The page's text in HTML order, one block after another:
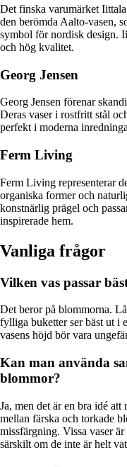
Det finska varumärket
den berömda Aalto-vasen,
symbol för nordisk design.
och hög kvalitet.
Georg Jensen
Georg Jensen förenar
Deras vaser i rostfritt stål
perfekt i moderna
Ferm Living
Ferm Living representerar
organiska former och
konstnärlig prägel och
inspirerade hem.
Vanliga frågor
Vilken vas passar
Det beror på blommorna.
fylliga buketter ser bäst ut i
vasens höjd bör vara
Kan man använda
blommor?
Ja, men det är en bra idé
mellan färska och torkade
missfärgning. Vissa vaser
särskilt om de inte är helt